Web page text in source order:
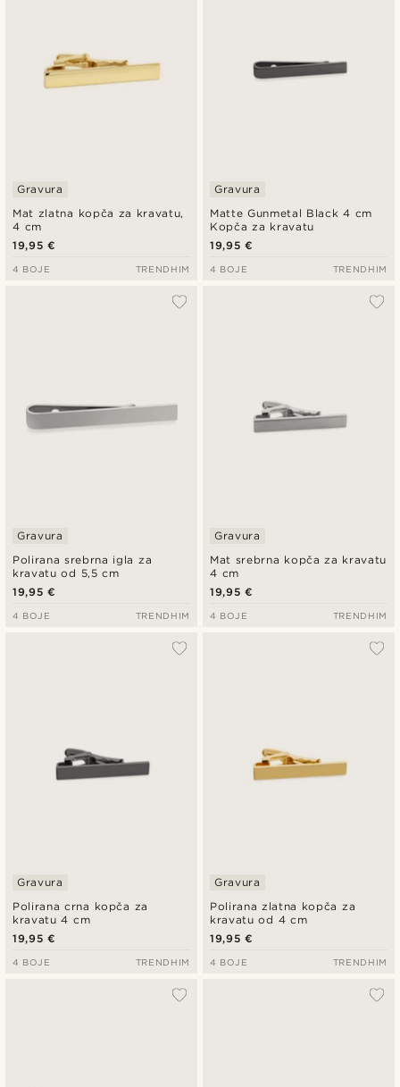
Mat zlatna kopča za kravatu,
4 cm
Gravura
19,95 €
4 BOJE TRENDHIM
Matte Gunmetal Black 4 cm
Kopča za kravatu
Gravura
19,95 €
4 BOJE TRENDHIM
Polirana srebrna igla za
kravatu od 5,5 cm
Gravura
19,95 €
4 BOJE TRENDHIM
Mat srebrna kopča za kravatu
4 cm
Gravura
19,95 €
4 BOJE TRENDHIM
Polirana crna kopča za
kravatu 4 cm
Gravura
19,95 €
4 BOJE TRENDHIM
Polirana zlatna kopča za
kravatu od 4 cm
Gravura
19,95 €
4 BOJE TRENDHIM